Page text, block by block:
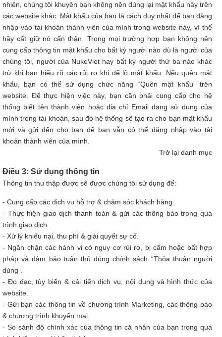
nhiên, chúng tôi khuyên bạn không nên dùng lại mật khẩu này trên
các website khác. Mật khẩu của bạn là cách duy nhất để bạn đăng
nhập vào tài khoản thành viên của mình trong website này, vì thế
hãy cất giữ nó cẩn thận. Trong mọi trường hợp bạn không nên
cung cấp thông tin mật khẩu cho bất kỳ người nào dù là người của
chúng tôi, người của NukeViet hay bất kỳ người thứ ba nào khác
trừ khi bạn hiểu rõ các rủi ro khi để lộ mật khẩu. Nếu quên mật
khẩu, bạn có thể sử dụng chức năng “Quên mật khẩu” trên
website. Để thực hiện việc này, bạn cần phải cung cấp cho hệ
thống biết tên thành viên hoặc địa chỉ Email đang sử dụng của
mình trong tài khoản, sau đó hệ thống sẽ tạo ra cho bạn mật khẩu
mới và gửi đến cho bạn để bạn vẫn có thể đăng nhập vào tài
khoản thành viên của mình.
Trở lại danh mục
Điều 3: Sử dụng thông tin
Thông tin thu thập được sẽ được chúng tôi sử dụng để:
- Cung cấp các dịch vụ hỗ trợ & chăm sóc khách hàng.
- Thực hiện giao dịch thanh toán & gửi các thông báo trong quá
trình giao dịch.
- Xử lý khiếu nại, thu phí & giải quyết sự cố.
- Ngăn chặn các hành vi có nguy cơ rủi ro, bị cấm hoặc bất hợp
pháp và đảm bảo tuân thủ đúng chính sách “Thỏa thuận người
dùng”.
- Đo đạc, tùy biến & cải tiến dịch vụ, nội dung và hình thức của
website.
- Gửi bạn các thông tin về chương trình Marketing, các thông báo
& chương trình khuyến mại.
- So sánh độ chính xác của thông tin cá nhân của bạn trong quá